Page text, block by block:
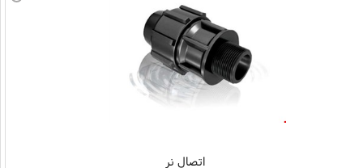
اتصال نر